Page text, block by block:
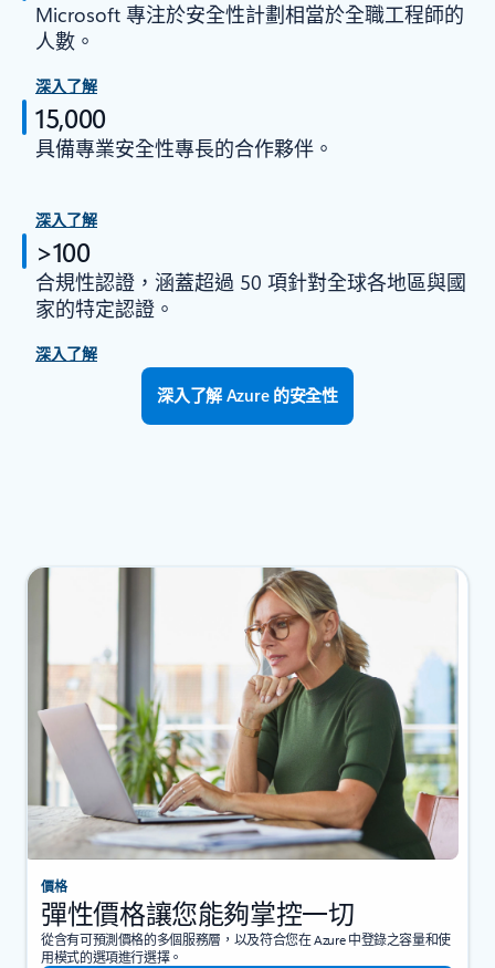
Microsoft 專注於安全性計劃相當於全職工程師的
人數。
深入了解
15,000
具備專業安全性專長的合作夥伴。
深入了解
>100
合規性認證，涵蓋超過 50 項針對全球各地區與國
家的特定認證。
深入了解
深入了解 Azure 的安全性
價格
彈性價格讓您能夠掌控一切
從含有可預測價格的多個服務層，以及符合您在 Azure 中登錄之容量和使
用模式的選項進行選擇。